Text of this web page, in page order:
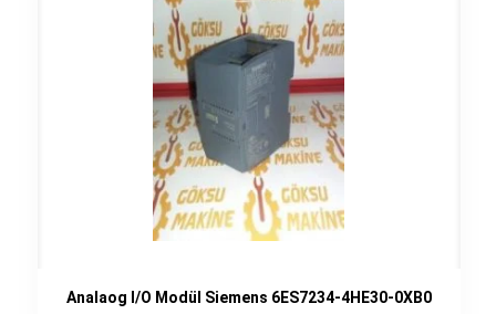
Analaog I/O Modül Siemens 6ES7234-4HE30-0XB0